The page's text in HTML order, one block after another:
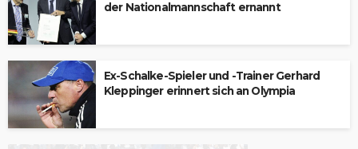
der Nationalmannschaft ernannt
Ex-Schalke-Spieler und -Trainer Gerhard
Kleppinger erinnert sich an Olympia